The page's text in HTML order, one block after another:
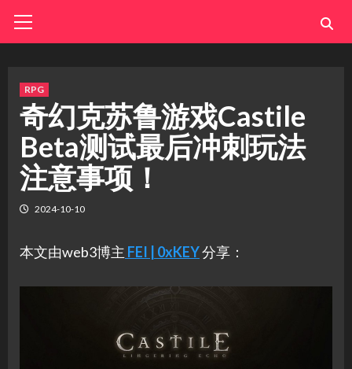
Menu
RPG
奇幻克苏鲁游戏Castile
Beta测试最后冲刺玩法
注意事项！
2024-10-10
本文由web3博主 FEI | 0xKEY分享：